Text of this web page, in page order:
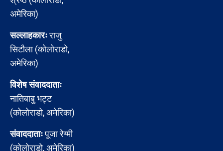
अमेरिका)
सल्लाहकारःराजु
सिटौला (कोलोराडो,
अमेरिका)
विशेष संवाददाताः
नातिबाबु भट्ट
(कोलोराडो, अमेरिका)
संवाददाताःपूजा रेग्मी
(कोलोराडो, अमेरिका)